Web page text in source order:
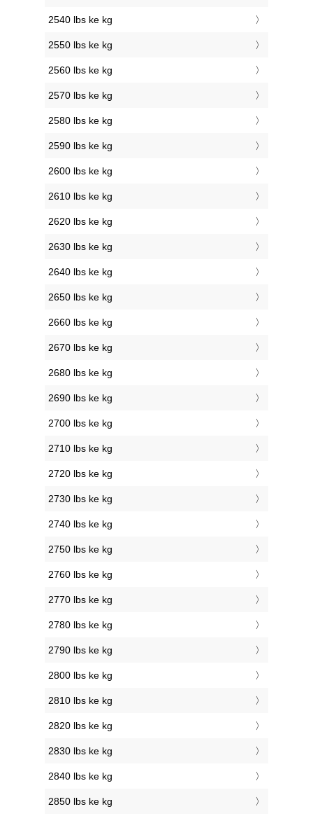
2540 lbs ke kg
2550 lbs ke kg
2560 lbs ke kg
2570 lbs ke kg
2580 lbs ke kg
2590 lbs ke kg
2600 lbs ke kg
2610 lbs ke kg
2620 lbs ke kg
2630 lbs ke kg
2640 lbs ke kg
2650 lbs ke kg
2660 lbs ke kg
2670 lbs ke kg
2680 lbs ke kg
2690 lbs ke kg
2700 lbs ke kg
2710 lbs ke kg
2720 lbs ke kg
2730 lbs ke kg
2740 lbs ke kg
2750 lbs ke kg
2760 lbs ke kg
2770 lbs ke kg
2780 lbs ke kg
2790 lbs ke kg
2800 lbs ke kg
2810 lbs ke kg
2820 lbs ke kg
2830 lbs ke kg
2840 lbs ke kg
2850 lbs ke kg